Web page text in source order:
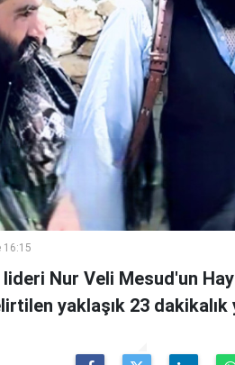
16:15
Nur Veli Mesud'un
yaklaşık 23 dakikalık